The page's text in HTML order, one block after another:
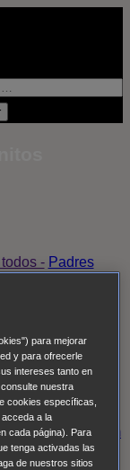
- Padres
Dawson crece
Cinco en familia
Mr Loverman
Los últimos
Cobra Kai
Tom
Ryeland:
para mejorar
y para ofrecerle
intereses tanto en
nuestra
cookies específicas,
a la
cada página). Para
tenga activadas las
de nuestros sitios